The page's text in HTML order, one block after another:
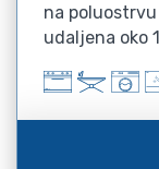
na
udaljena oko